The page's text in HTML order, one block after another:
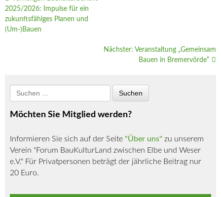
2025/2026: Impulse für ein
zukunftsfähiges Planen und
(Um-)Bauen
Nächster: Veranstaltung „Gemeinsam
Bauen in Bremervörde“
Möchten Sie Mitglied werden?
Informieren Sie sich auf der Seite "Über uns" zu unserem
Verein "Forum BauKulturLand zwischen Elbe und Weser
e.V." Für Privatpersonen beträgt der jährliche Beitrag nur
20 Euro.